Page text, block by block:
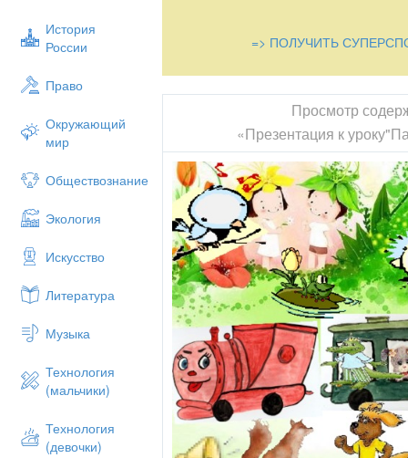
История
России
Право
Окружающий
мир
Обществознание
Экология
Искусство
Литература
Музыка
Технология
(мальчики)
Технология
(девочки)
=> ПОЛУЧИТЬ
Просмотр
«Презентация к